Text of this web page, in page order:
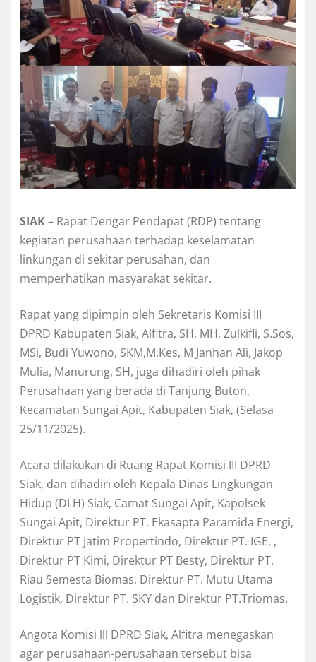
SIAK– Rapat Dengar Pendapat (RDP) tentang
kegiatan perusahaan terhadap keselamatan
linkungan di sekitar perusahan, dan
memperhatikan masyarakat sekitar.
Rapat yang dipimpin oleh Sekretaris Komisi III
DPRD Kabupaten Siak, Alfitra, SH, MH, Zulkifli, S.Sos,
MSi, Budi Yuwono, SKM,M.Kes, M Janhan Ali, Jakop
Mulia, Manurung, SH, juga dihadiri oleh pihak
Perusahaan yang berada di Tanjung Buton,
Kecamatan Sungai Apit, Kabupaten Siak, (Selasa
25/11/2025).
Acara dilakukan di Ruang Rapat Komisi III DPRD
Siak, dan dihadiri oleh Kepala Dinas Lingkungan
Hidup (DLH) Siak, Camat Sungai Apit, Kapolsek
Sungai Apit, Direktur PT. Ekasapta Paramida Energi,
Direktur PT Jatim Propertindo, Direktur PT. IGE, ,
Direktur PT Kimi, Direktur PT Besty, Direktur PT.
Riau Semesta Biomas, Direktur PT. Mutu Utama
Logistik, Direktur PT. SKY dan Direktur PT.Triomas.
Angota Komisi lll DPRD Siak, Alfitra menegaskan
agar perusahaan-perusahaan tersebut bisa